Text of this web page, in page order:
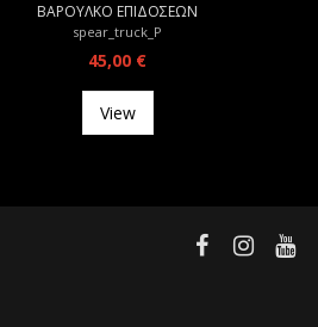
ΒΑΡΟΥΛΚΟ ΕΠΙΔΟΣΕΩΝ
spear_truck_P
45,00 €
View